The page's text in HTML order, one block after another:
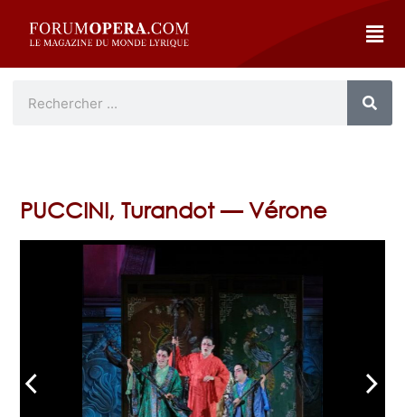
PUCCINI, Turandot — Vérone
arrow_back_ios arrow_forward_ios